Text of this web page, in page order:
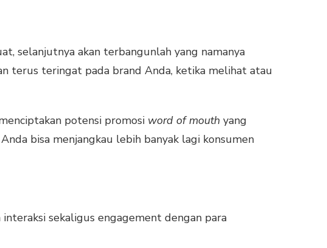
selanjutnya akan terbangunlah yang namanya
terus teringat pada brand Anda, ketika melihat atau
potensi promosi word of mouth yang
bisa menjangkau lebih banyak lagi konsumen
sekaligus engagement dengan para